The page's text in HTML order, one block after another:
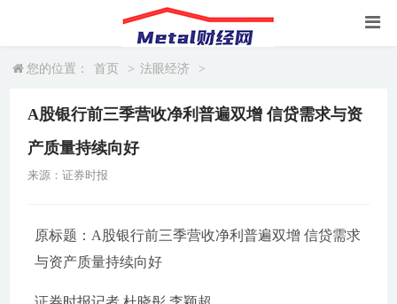
您的位置： 首页 > 法眼经济 >
A股银行前三季营收净利普遍双增 信贷需求与资
产质量持续向好
来源：证券时报
原标题：A股银行前三季营收净利普遍双增 信贷需求
与资产质量持续向好